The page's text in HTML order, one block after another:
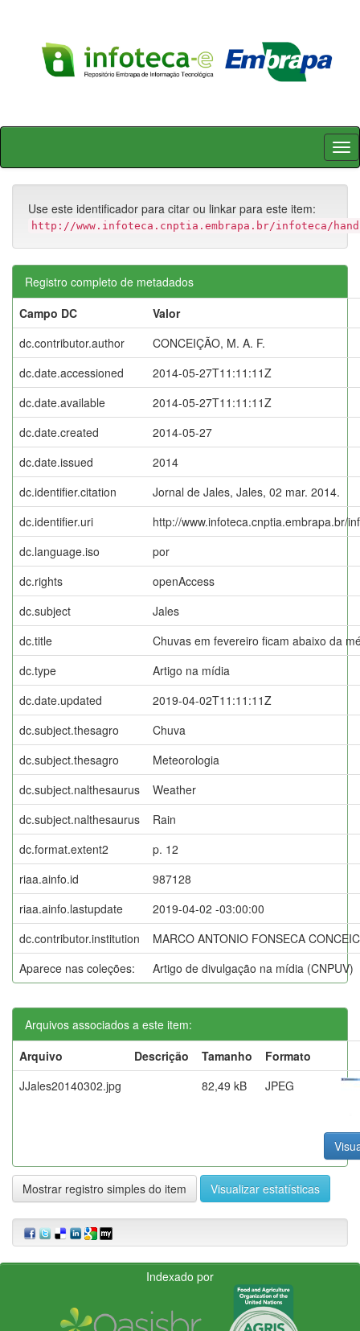
Skip
Use este identificador para citar ou linkar para este item:
http://www.infoteca.cnptia.embrapa.br/infoteca/
Registro completo de metadados
Campo DC
Valor
dc.contributor.author
CONCEIÇÃO, M. A. F.
dc.date.accessioned
2014-05-27T11:11:11Z
dc.date.available
2014-05-27T11:11:11Z
dc.date.created
2014-05-27
dc.date.issued
2014
dc.identifier.citation
Jornal de Jales, Jales, 02 mar. 2014.
dc.identifier.uri
http://www.infoteca.cnptia.embrapa.br/
dc.language.iso
por
dc.rights
openAccess
dc.subject
Jales
dc.title
Chuvas em fevereiro ficam abaixo da
dc.type
Artigo na mídia
dc.date.updated
2019-04-02T11:11:11Z
dc.subject.thesagro
Chuva
dc.subject.thesagro
Meteorologia
dc.subject.nalthesaurus
Weather
dc.subject.nalthesaurus
Rain
dc.format.extent2
p. 12
riaa.ainfo.id
987128
riaa.ainfo.lastupdate
2019-04-02 -03:00:00
dc.contributor.institution
MARCO ANTONIO FONSECA
Aparece nas coleções:
Artigo de divulgação na mídia (CNPUV)
Arquivos associados a este item:
Arquivo
Descrição Tamanho
Formato
JJales20140302.jpg
82,49 kB JPEG
Mostrar registro simples do item Visualizar estatísticas
Indexado por